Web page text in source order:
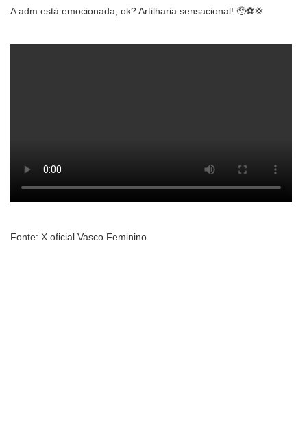
A adm está emocionada, ok? Artilharia sensacional! 🥹⚽️💢
Fonte: X oficial Vasco Feminino